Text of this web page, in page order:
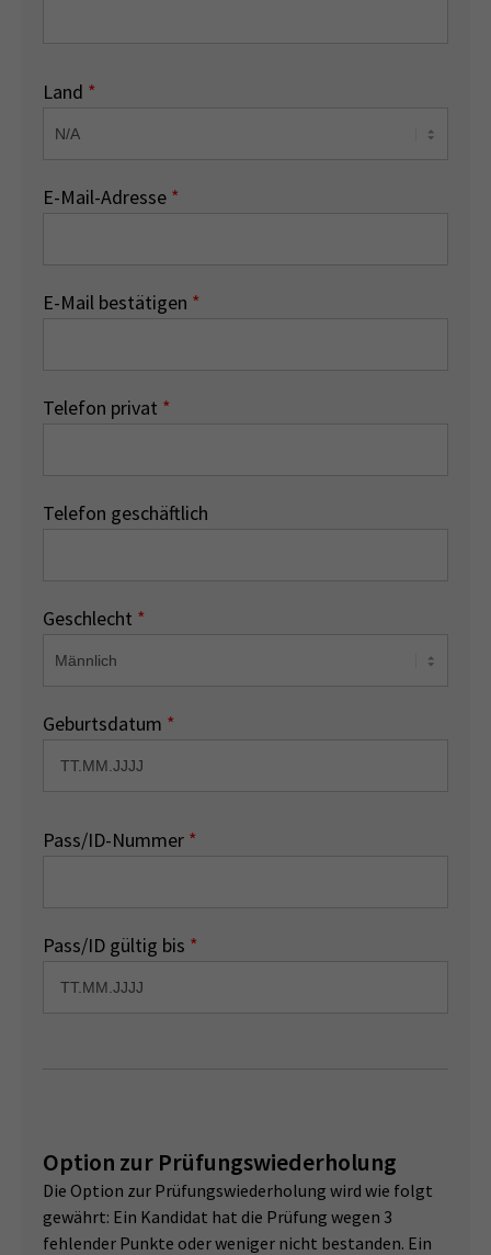
Land *
E-Mail-Adresse *
E-Mail bestätigen *
Telefon privat *
Telefon geschäftlich
Geschlecht *
Geburtsdatum *
Pass/ID-Nummer *
Pass/ID gültig bis *
Option zur Prüfungswiederholung
Die Option zur Prüfungswiederholung wird wie folgt
gewährt: Ein Kandidat hat die Prüfung wegen 3
fehlender Punkte oder weniger nicht bestanden. Ein